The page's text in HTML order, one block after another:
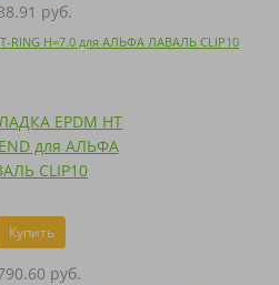
руб.
RING H=7.0 для АЛЬФА ЛАВАЛЬ CLIP10
Купить
руб.